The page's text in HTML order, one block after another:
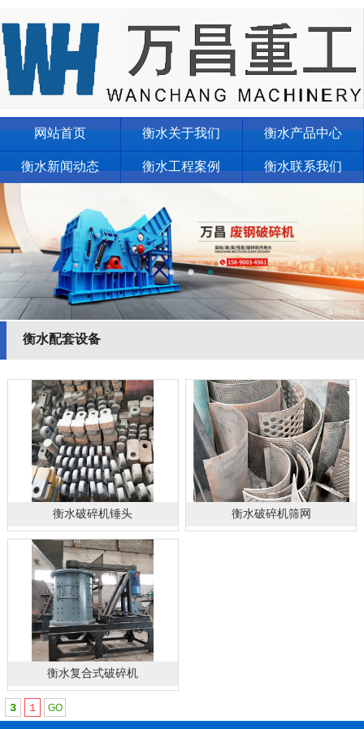
网站首页 衡水关于我们 衡水产品中心
衡水新闻动态 衡水工程案例 衡水联系我们
衡水配套设备
衡水破碎机锤头 衡水破碎机筛网
衡水复合式破碎机
3 1